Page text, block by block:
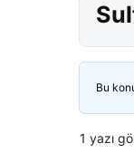
Bu
1 yazı